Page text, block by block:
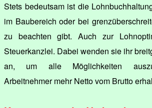
Stets bedeutsam ist die
im Baubereich oder bei
zu beachten gibt. Auch zur
Steuerkanzlei. Dabei wenden sie ihr
an, um alle Möglichkeiten
Arbeitnehmer mehr Netto vom Brutto